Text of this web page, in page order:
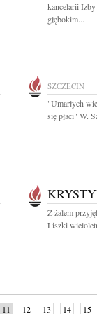
kancelarii
głębokim...
SZCZECIN
"Umarłych
się płaci" W.
Z żalem
Liszki
11 12 13 14 15